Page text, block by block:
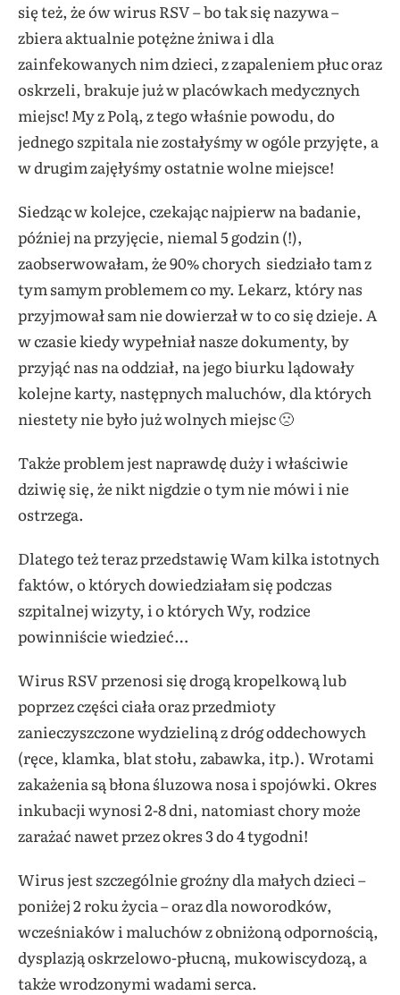
się też, że ów wirus RSV – bo tak się nazywa –
zbiera aktualnie potężne żniwa i dla
zainfekowanych nim dzieci, z zapaleniem płuc oraz
oskrzeli, brakuje już w placówkach medycznych
miejsc! My z Polą, z tego właśnie powodu, do
jednego szpitala nie zostałyśmy w ogóle przyjęte, a
w drugim zajęłyśmy ostatnie wolne miejsce!
Siedząc w kolejce, czekając najpierw na badanie,
później na przyjęcie, niemal 5 godzin (!),
zaobserwowałam, że 90% chorych siedziało tam z
tym samym problemem co my. Lekarz, który nas
przyjmował sam nie dowierzał w to co się dzieje. A
w czasie kiedy wypełniał nasze dokumenty, by
przyjąć nas na oddział, na jego biurku lądowały
kolejne karty, następnych maluchów, dla których
niestety nie było już wolnych miejsc 🙁
Także problem jest naprawdę duży i właściwie
dziwię się, że nikt nigdzie o tym nie mówi i nie
ostrzega.
Dlatego też teraz przedstawię Wam kilka istotnych
faktów, o których dowiedziałam się podczas
szpitalnej wizyty, i o których Wy, rodzice
powinniście wiedzieć…
Wirus RSV przenosi się drogą kropelkową lub
poprzez części ciała oraz przedmioty
zanieczyszczone wydzieliną z dróg oddechowych
(ręce, klamka, blat stołu, zabawka, itp.). Wrotami
zakażenia są błona śluzowa nosa i spojówki. Okres
inkubacji wynosi 2-8 dni, natomiast chory może
zarażać nawet przez okres 3 do 4 tygodni!
Wirus jest szczególnie groźny dla małych dzieci –
poniżej 2 roku życia – oraz dla noworodków,
wcześniaków i maluchów z obniżoną odpornością,
dysplazją oskrzelowo-płucną, mukowiscydozą, a
także wrodzonymi wadami serca.